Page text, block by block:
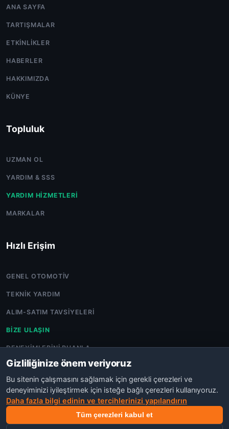
ANA SAYFA
TARTIŞMALAR
ETKINLIKLER
HABERLER
HAKKIMIZDA
KÜNYE
Topluluk
UZMAN OL
YARDIM & SSS
YARDIM HIZMETLERI
MARKALAR
Hızlı Erişim
GENEL OTOMOTIV
TEKNIK YARDIM
ALIM-SATIM TAVSIYELERI
BIZE ULAŞIN
DENEYIMLERINI PUANLA
©COPYRIGHT 2026 OTO TARTIŞMA.POWERED BYNEXORA
AJANS
TOPLULUK İLKELERI
Gizliliğinize önem veriyoruz
Bu sitenin çalışmasını sağlamak için gerekli çerezleri ve
deneyiminizi iyileştirmek için isteğe bağlı çerezleri kullanıyoruz.
Daha fazla bilgi edinin ve tercihlerinizi yapılandırın
Tüm çerezleri kabul et